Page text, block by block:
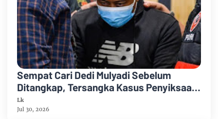
Sempat Cari Dedi Mulyadi Sebelum
Ditangkap, Tersangka Kasus Penyiksaan
di Bandung Mengaku Siap Dipenjara
Lk
Jul 30, 2026